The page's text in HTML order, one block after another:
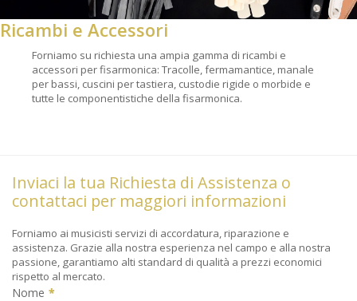
Ricambi e Accessori
Forniamo su richiesta una ampia gamma di ricambi e
accessori per fisarmonica: Tracolle, fermamantice, manale
per bassi, cuscini per tastiera, custodie rigide o morbide e
tutte le componentistiche della fisarmonica.
Inviaci la tua Richiesta di Assistenza o
contattaci per maggiori informazioni
Forniamo ai musicisti servizi di accordatura, riparazione e
assistenza. Grazie alla nostra esperienza nel campo e alla nostra
passione, garantiamo alti standard di qualità a prezzi economici
rispetto al mercato.
Nome *